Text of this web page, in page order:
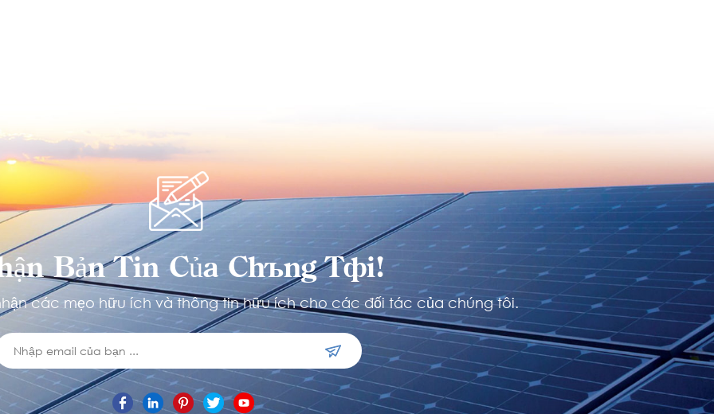
Bản Tin Của Chúng Tôi!
các mẹo hữu ích và thông tin hữu ích cho các đối tác của chúng tôi.